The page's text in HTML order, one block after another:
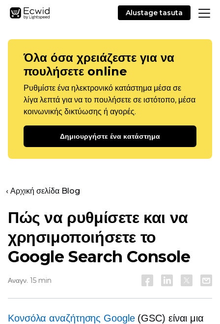
Alustage tasuta
Όλα όσα χρειάζεστε για να
πουλήσετε online
Ρυθμίστε ένα ηλεκτρονικό κατάστημα μέσα σε
λίγα λεπτά για να το πουλήσετε σε ιστότοπο, μέσα
κοινωνικής δικτύωσης ή αγορές.
Δημιουργήστε ένα κατάστημα
‹ Αρχική σελίδα Blog
Πώς να ρυθμίσετε και να
χρησιμοποιήσετε το
Google Search Console
Αναγν. 15 min
Κονσόλα αναζήτησης Google(GSC) είναι μια